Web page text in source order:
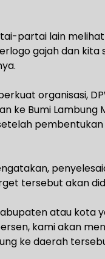
partai lain
gajah dan
organisasi,
ke Bumi
tersebut akan
atau kota
kami akan
ke daerah